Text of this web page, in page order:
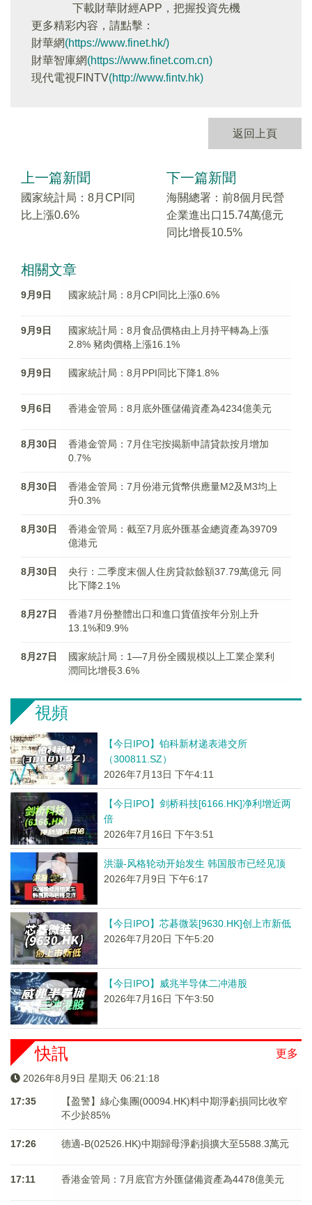
下載財華財經APP，把握投資先機
更多精彩内容，請點擊：
財華網(https://www.finet.hk/)
財華智庫網(https://www.finet.com.cn)
現代電視FINTV(http://www.fintv.hk)
返回上頁
上一篇新聞
國家統計局：8月CPI同
比上漲0.6%
下一篇新聞
海關總署：前8個月民營
企業進出口15.74萬億元
同比增長10.5%
相關文章
9月9日 國家統計局：8月CPI同比上漲0.6%
9月9日
國家統計局：8月食品價格由上月持平轉為上漲
2.8% 豬肉價格上漲16.1%
9月9日 國家統計局：8月PPI同比下降1.8%
9月6日 香港金管局：8月底外匯儲備資產為4234億美元
8月30日
香港金管局：7月住宅按揭新申請貸款按月增加
0.7%
8月30日
香港金管局：7月份港元貨幣供應量M2及M3均上
升0.3%
8月30日
香港金管局：截至7月底外匯基金總資產為39709
億港元
8月30日
央行：二季度末個人住房貸款餘額37.79萬億元 同
比下降2.1%
8月27日
香港7月份整體出口和進口貨值按年分別上升
13.1%和9.9%
8月27日
國家統計局：1—7月份全國規模以上工業企業利
潤同比增長3.6%
視頻
【今日IPO】铂科新材递表港交所
（300811.SZ）
2026年7月13日 下午4:11
【今日IPO】剑桥科技[6166.HK]净利增近两
倍
2026年7月16日 下午3:51
洪灏-风格轮动开始发生 韩国股市已经见顶
2026年7月9日 下午6:17
【今日IPO】芯碁微装[9630.HK]创上市新低
2026年7月20日 下午5:20
【今日IPO】威兆半导体二冲港股
2026年7月16日 下午3:50
更多
快訊
2026年8月9日 星期天 06:21:19
17:35
【盈警】綠心集團(00094.HK)料中期淨虧損同比收窄
不少於85%
17:26 德適-B(02526.HK)中期歸母淨虧損擴大至5588.3萬元
17:11 香港金管局：7月底官方外匯儲備資產為4478億美元